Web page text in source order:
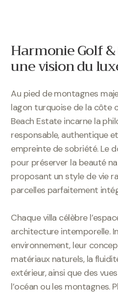
Harmonie Golf
une vision du
Au pied de montagnes
lagon turquoise de la côte
Beach Estate incarne la
responsable, authentique
empreinte de sobriété. Le
pour préserver la beauté
proposant un style de vie
parcelles parfaitement
Chaque villa célèbre
architecture intemporelle.
environnement, leur
matériaux naturels, la
extérieur, ainsi que des
l’océan ou les montagnes.